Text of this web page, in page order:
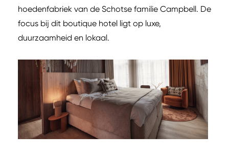
hoedenfabriek van de Schotse familie Campbell. De
focus bij dit boutique hotel ligt op luxe,
duurzaamheid en lokaal.